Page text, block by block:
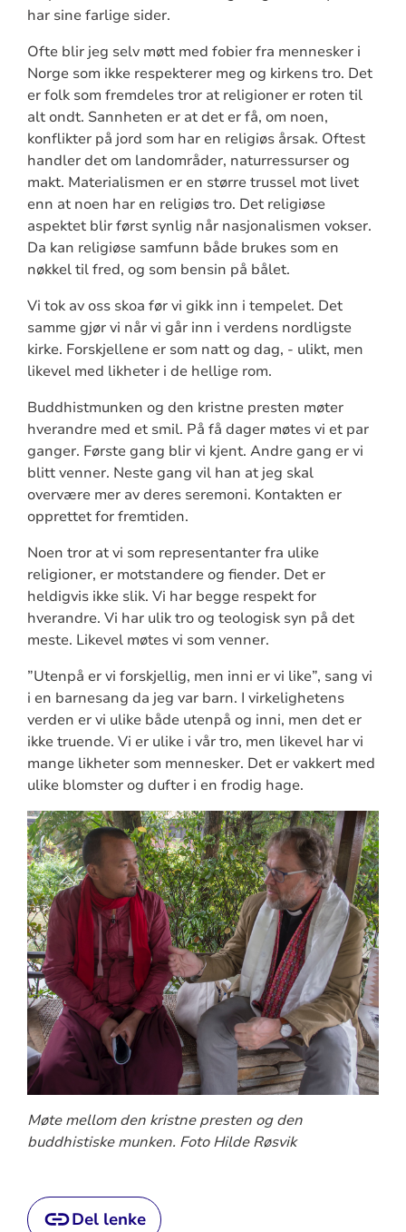
har sine farlige sider.
Ofte blir jeg selv møtt med fobier fra mennesker i
Norge som ikke respekterer meg og kirkens tro. Det
er folk som fremdeles tror at religioner er roten til
alt ondt. Sannheten er at det er få, om noen,
konflikter på jord som har en religiøs årsak. Oftest
handler det om landområder, naturressurser og
makt. Materialismen er en større trussel mot livet
enn at noen har en religiøs tro. Det religiøse
aspektet blir først synlig når nasjonalismen vokser.
Da kan religiøse samfunn både brukes som en
nøkkel til fred, og som bensin på bålet.
Vi tok av oss skoa før vi gikk inn i tempelet. Det
samme gjør vi når vi går inn i verdens nordligste
kirke. Forskjellene er som natt og dag, - ulikt, men
likevel med likheter i de hellige rom.
Buddhistmunken og den kristne presten møter
hverandre med et smil. På få dager møtes vi et par
ganger. Første gang blir vi kjent. Andre gang er vi
blitt venner. Neste gang vil han at jeg skal
overvære mer av deres seremoni. Kontakten er
opprettet for fremtiden.
Noen tror at vi som representanter fra ulike
religioner, er motstandere og fiender. Det er
heldigvis ikke slik. Vi har begge respekt for
hverandre. Vi har ulik tro og teologisk syn på det
meste. Likevel møtes vi som venner.
”Utenpå er vi forskjellig, men inni er vi like”, sang vi
i en barnesang da jeg var barn. I virkelighetens
verden er vi ulike både utenpå og inni, men det er
ikke truende. Vi er ulike i vår tro, men likevel har vi
mange likheter som mennesker. Det er vakkert med
ulike blomster og dufter i en frodig hage.
Møte mellom den kristne presten og den
buddhistiske munken. Foto Hilde Røsvik
Del lenke